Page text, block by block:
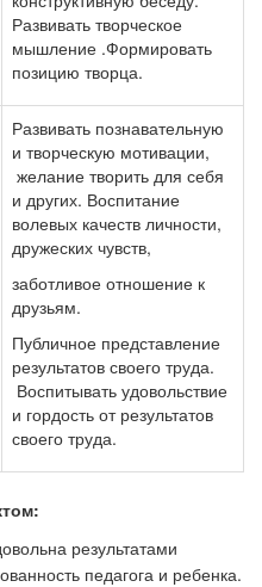
Развивать творческое
мышление .Формировать
позицию творца.
Развивать познавательную
и творческую мотивации,
желание творить для себя
и других. Воспитание
волевых качеств личности,
дружеских чувств,
заботливое отношение к
друзьям.
Публичное представление
результатов своего труда.
Воспитывать удовольствие
и гордость от результатов
своего труда.
результатами
педагога и ребенка.